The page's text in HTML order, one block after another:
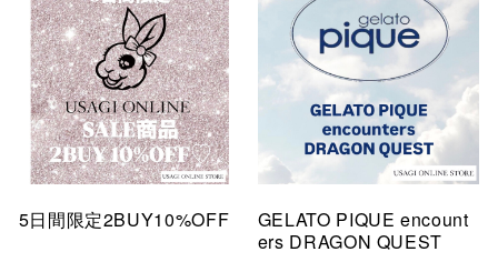
5日間限定2BUY10%OFF
GELATO PIQUE encount
ers DRAGON QUEST